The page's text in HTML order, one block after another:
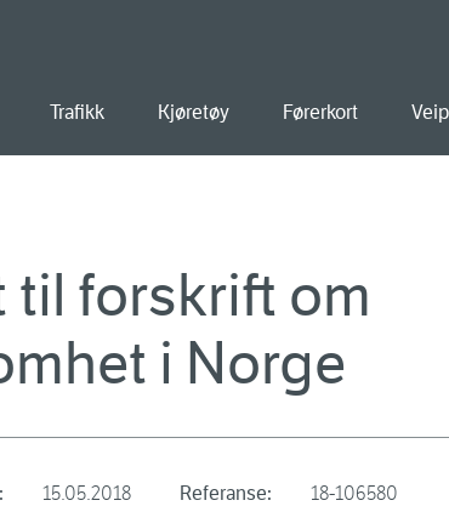
Trafikk Kjøretøy Førerkort
til forskrift om
i Norge
15.05.2018 Referanse: 18-106580